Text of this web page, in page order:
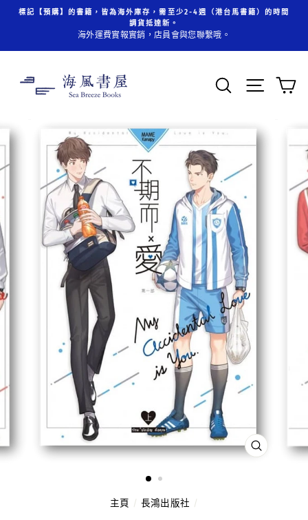
容
標記【預購】的書籍，皆為海外庫存，需至少2-4週（港台馬書籍）的時間
調貨抵達新。
海外運費實報實銷，店員會與您聯繫哦。
搜索 頁面
關
主頁 / 長鴻出版社 /